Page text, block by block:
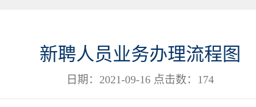
新聘人员业务办理流程图
日期：2021-09-16 点击数： 174